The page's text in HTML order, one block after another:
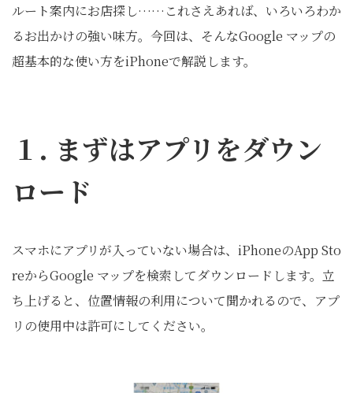
ルート案内にお店探し……これさえあれば、いろいろわか
るお出かけの強い味方。今回は、そんなGoogle マップの
超基本的な使い方をiPhoneで解説します。
１. まずはアプリをダウン
ロード
スマホにアプリが入っていない場合は、iPhoneのApp Sto
reからGoogle マップを検索してダウンロードします。立
ち上げると、位置情報の利用について聞かれるので、アプ
リの使用中は許可にしてください。